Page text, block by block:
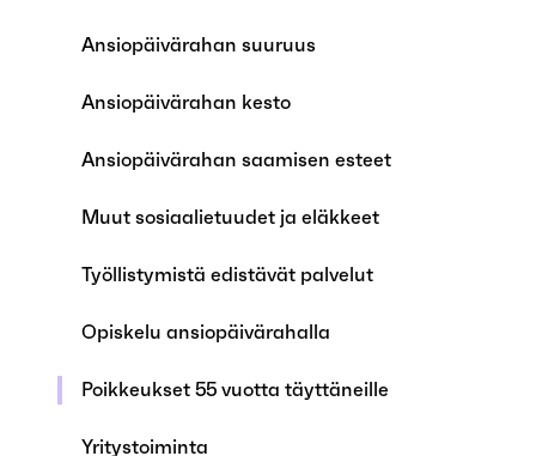
Ansiopäivärahan suuruus
Ansiopäivärahan kesto
Ansiopäivärahan saamisen esteet
Muut sosiaalietuudet ja eläkkeet
Työllistymistä edistävät palvelut
Opiskelu ansiopäivärahalla
Poikkeukset 55 vuotta täyttäneille
Yritystoiminta